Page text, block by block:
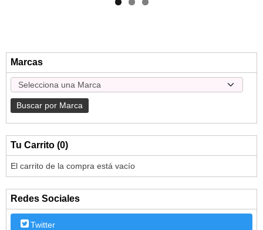
Marcas
Tu Carrito (0)
El carrito de la compra está vacío
Redes Sociales
Twitter